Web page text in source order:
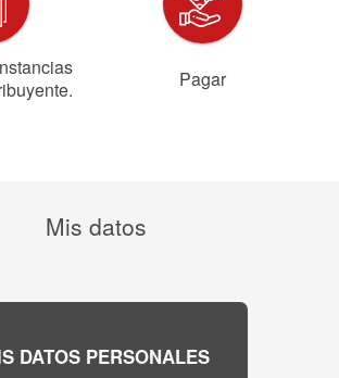
Pagar
Mis datos
DATOS PERSONALES